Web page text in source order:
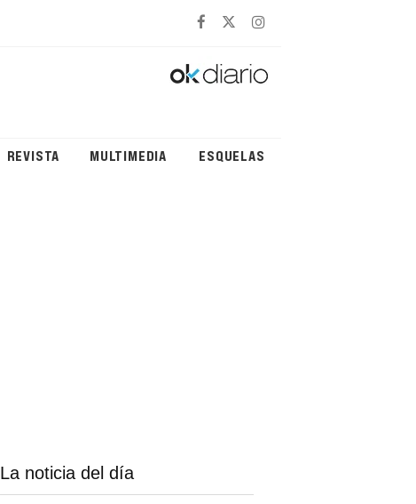
REVISTA MULTIMEDIA ESQUELAS
La noticia del día